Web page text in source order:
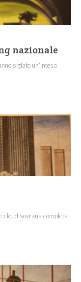
nazionale
siglato un’intesa
cloud sovrana completa